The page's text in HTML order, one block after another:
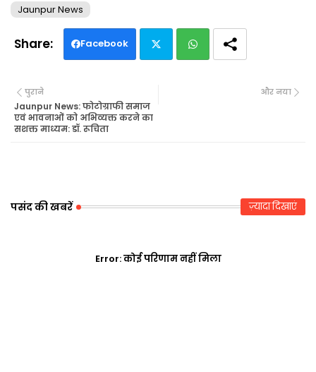
Jaunpur News
Facebook
tte
और नया
पुराने
Jaunpur News: फोटोग्राफी समाज
एवं भावनाओं को अभिव्यक्त करने का
सशक्त माध्यम: डॉ. रूचिता
पसंद की खबरें ज़्यादा दिखाएं
Error:कोई परिणाम नहीं मिला